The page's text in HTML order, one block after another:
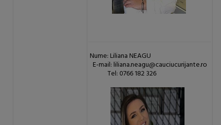
Nume: Liliana NEAGU
E-mail: liliana.neagu@cauciucurijante.ro
Tel: 0766 182 326